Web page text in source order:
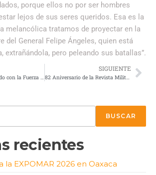
porque ellos no por ser hombres
lejos de sus seres queridos. Esa es la
melancólica tratamos de proyectar en la
del General Felipe Ángeles, quien está
extrañándola, pero peleando sus batallas”.
32 Años Venciendo con la Fuerza del Blindaje
SIGUIENTE
82 Aniversario de la Revista Militar Armas
BUSCAR
recientes
la EXPOMAR 2026 en Oaxaca